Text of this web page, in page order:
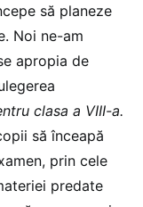
să planeze
Noi ne-am
apropia de
clasa a VIII-a.
să înceapă
prin cele
predate